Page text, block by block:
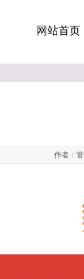
网站首页
作者：